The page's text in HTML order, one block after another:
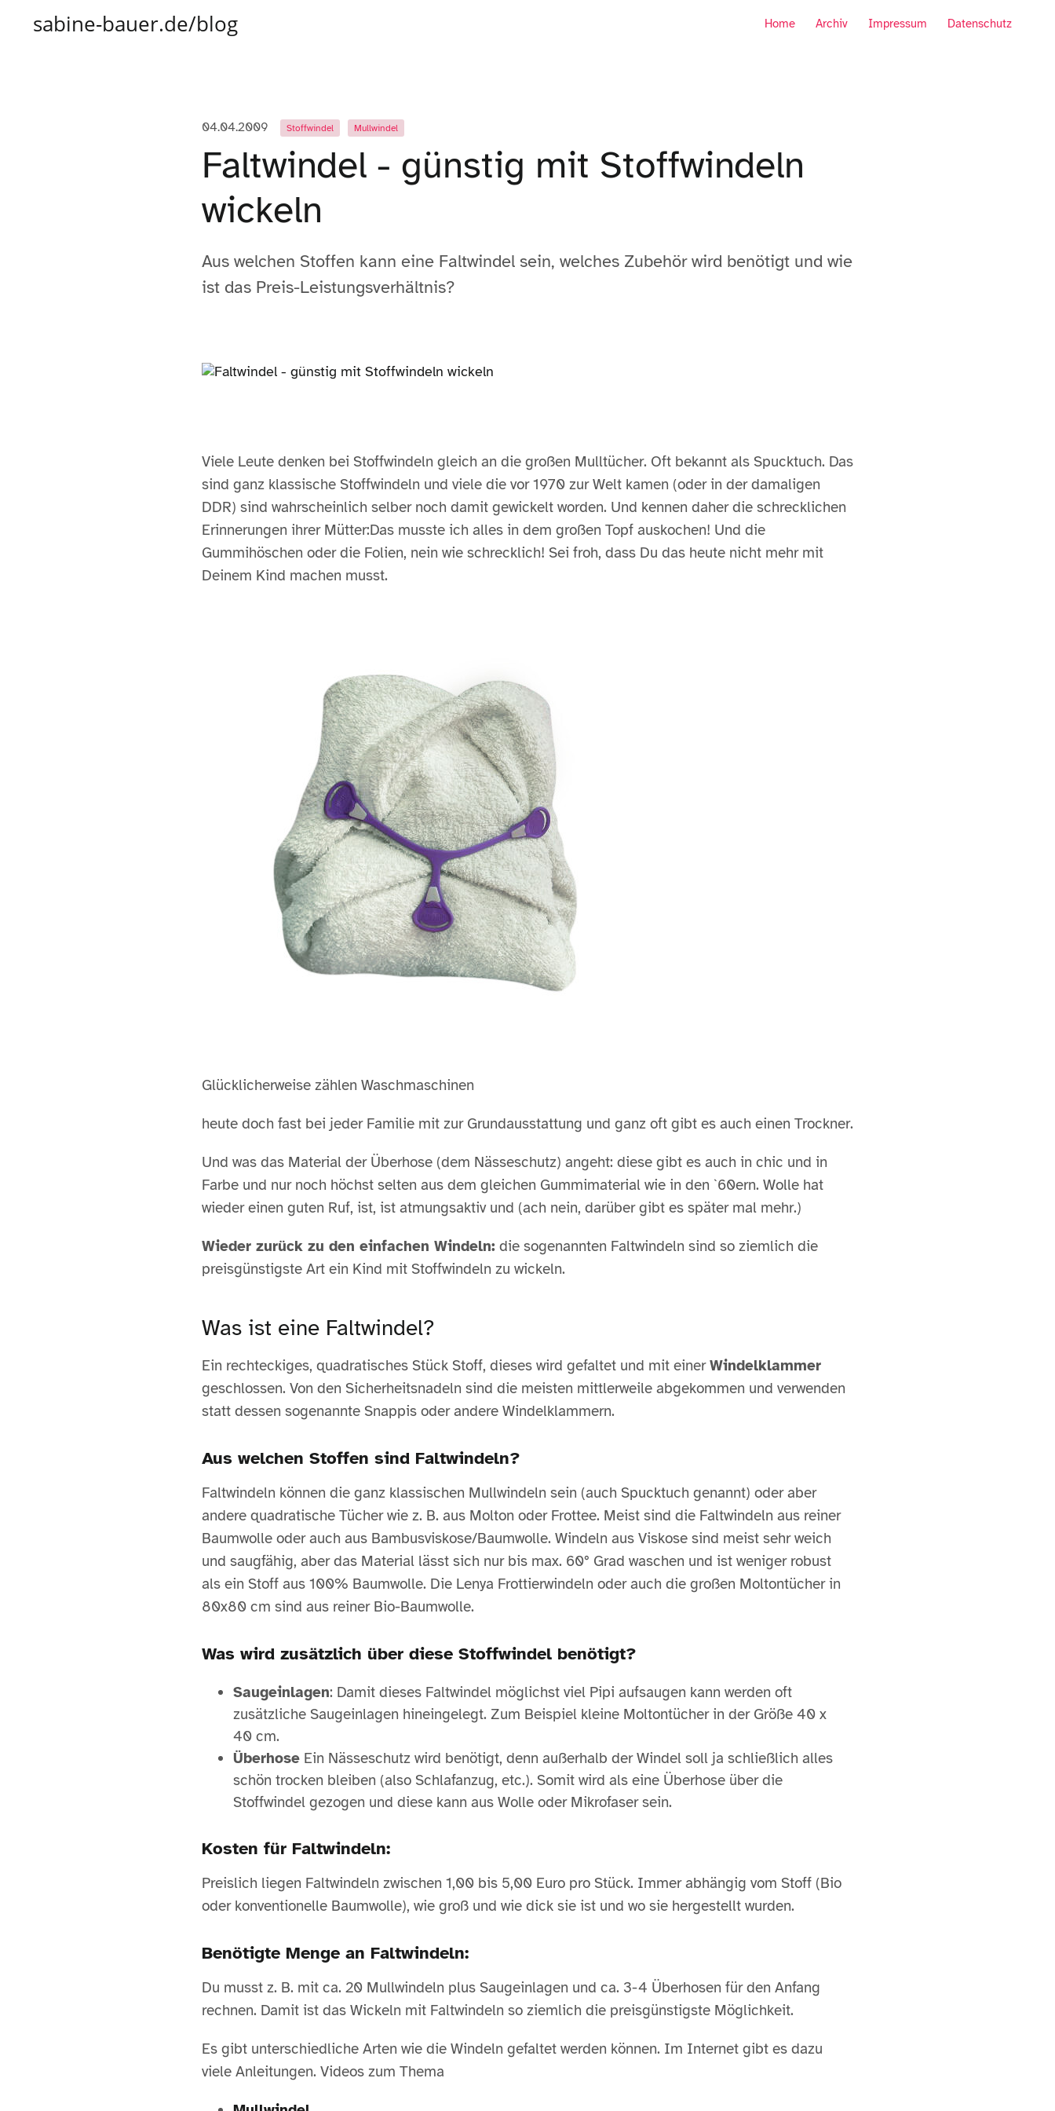
sabine-bauer.de/blog Home Archiv Impressum Datenschutz
04.04.2009 Stoffwindel Mullwindel
Faltwindel - günstig mit Stoffwindeln
wickeln
Aus welchen Stoffen kann eine Faltwindel sein, welches Zubehör wird benötigt und wie
ist das Preis-Leistungsverhältnis?
Viele Leute denken bei Stoffwindeln gleich an die großen Mulltücher. Oft bekannt als Spucktuch. Das
sind ganz klassische Stoffwindeln und viele die vor 1970 zur Welt kamen (oder in der damaligen
DDR) sind wahrscheinlich selber noch damit gewickelt worden. Und kennen daher die schrecklichen
Erinnerungen ihrer Mütter:Das musste ich alles in dem großen Topf auskochen! Und die
Gummihöschen oder die Folien, nein wie schrecklich! Sei froh, dass Du das heute nicht mehr mit
Deinem Kind machen musst.
Glücklicherweise zählen Waschmaschinen
heute doch fast bei jeder Familie mit zur Grundausstattung und ganz oft gibt es auch einen Trockner.
Und was das Material der Überhose (dem Nässeschutz) angeht: diese gibt es auch in chic und in
Farbe und nur noch höchst selten aus dem gleichen Gummimaterial wie in den `60ern. Wolle hat
wieder einen guten Ruf, ist, ist atmungsaktiv und (ach nein, darüber gibt es später mal mehr.)
Wieder zurück zu den einfachen Windeln: die sogenannten Faltwindeln sind so ziemlich die
preisgünstigste Art ein Kind mit Stoffwindeln zu wickeln.
Was ist eine Faltwindel?
Ein rechteckiges, quadratisches Stück Stoff, dieses wird gefaltet und mit einerWindelklammer
geschlossen. Von den Sicherheitsnadeln sind die meisten mittlerweile abgekommen und verwenden
statt dessen sogenannte Snappis oder andere Windelklammern.
Aus welchen Stoffen sind Faltwindeln?
Faltwindeln können die ganz klassischen Mullwindeln sein (auch Spucktuch genannt) oder aber
andere quadratische Tücher wie z. B. aus Molton oder Frottee. Meist sind die Faltwindeln aus reiner
Baumwolle oder auch aus Bambusviskose/Baumwolle. Windeln aus Viskose sind meist sehr weich
und saugfähig, aber das Material lässt sich nur bis max. 60° Grad waschen und ist weniger robust
als ein Stoff aus 100% Baumwolle. Die Lenya Frottierwindeln oder auch die großen Moltontücher in
80x80 cm sind aus reiner Bio-Baumwolle.
Was wird zusätzlich über diese Stoffwindel benötigt?
Saugeinlagen: Damit dieses Faltwindel möglichst viel Pipi aufsaugen kann werden oft
zusätzliche Saugeinlagen hineingelegt. Zum Beispiel kleine Moltontücher in der Größe 40 x
40 cm.
Überhose Ein Nässeschutz wird benötigt, denn außerhalb der Windel soll ja schließlich alles
schön trocken bleiben (also Schlafanzug, etc.). Somit wird als eine Überhose über die
Stoffwindel gezogen und diese kann aus Wolle oder Mikrofaser sein.
Kosten für Faltwindeln:
Preislich liegen Faltwindeln zwischen 1,00 bis 5,00 Euro pro Stück. Immer abhängig vom Stoff (Bio
oder konventionelle Baumwolle), wie groß und wie dick sie ist und wo sie hergestellt wurden.
Benötigte Menge an Faltwindeln:
Du musst z. B. mit ca. 20 Mullwindeln plus Saugeinlagen und ca. 3-4 Überhosen für den Anfang
rechnen. Damit ist das Wickeln mit Faltwindeln so ziemlich die preisgünstigste Möglichkeit.
Es gibt unterschiedliche Arten wie die Windeln gefaltet werden können. Im Internet gibt es dazu
viele Anleitungen. Videos zum Thema